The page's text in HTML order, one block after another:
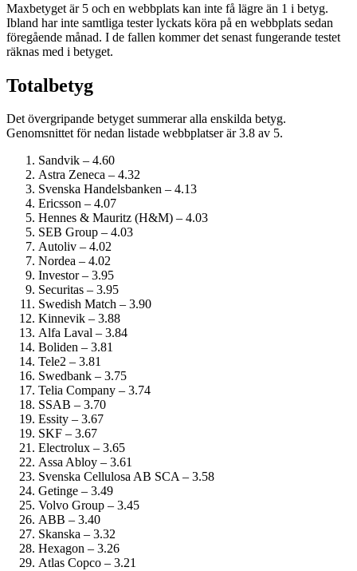
Maxbetyget är 5 och en webbplats kan inte få lägre än 1 i betyg.
Ibland har inte samtliga tester lyckats köra på en webbplats sedan
föregående månad. I de fallen kommer det senast fungerande testet
räknas med i betyget.
Totalbetyg
Det övergripande betyget summerar alla enskilda betyg.
Genomsnittet för nedan listade webbplatser är 3.8 av 5.
Sandvik – 4.60
Astra Zeneca – 4.32
Svenska Handelsbanken – 4.13
Ericsson – 4.07
Hennes & Mauritz (H&M) – 4.03
SEB Group – 4.03
Autoliv – 4.02
Nordea – 4.02
Investor – 3.95
Securitas – 3.95
Swedish Match – 3.90
Kinnevik – 3.88
Alfa Laval – 3.84
Boliden – 3.81
Tele2 – 3.81
Swedbank – 3.75
Telia Company – 3.74
SSAB – 3.70
Essity – 3.67
SKF – 3.67
Electrolux – 3.65
Assa Abloy – 3.61
Svenska Cellulosa AB SCA – 3.58
Getinge – 3.49
Volvo Group – 3.45
ABB – 3.40
Skanska – 3.32
Hexagon – 3.26
Atlas Copco – 3.21